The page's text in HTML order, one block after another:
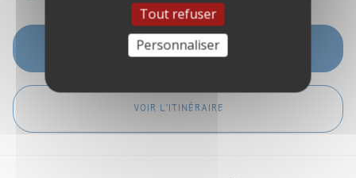
VOIR LES DISPONIBILITÉS
VOIR L'ITINÉRAIRE
Tout refuser
Personnaliser